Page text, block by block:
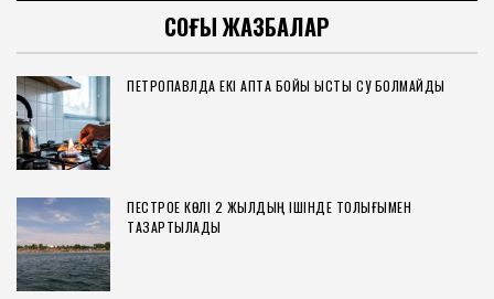
СОҢҒЫ ЖАЗБАЛАР
ПЕТРОПАВЛДА ЕКІ АПТА БОЙЫ ЫСТЫҚ СУ БОЛМАЙДЫ
ПЕСТРОЕ КӨЛІ 2 ЖЫЛДЫҢ ІШІНДЕ ТОЛЫҒЫМЕН
ТАЗАРТЫЛАДЫ